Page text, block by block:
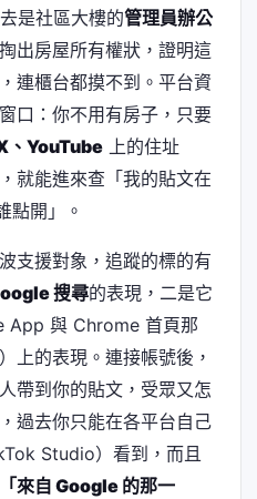
是社區大樓的管理員辦公
出房屋所有權狀，證明這
連櫃台都摸不到。平台資
口：你不用有房子，只要
、YouTube 上的住址
就能進來查「我的貼文在
點開」。
支援對象，追蹤的標的有
搜尋的表現，二是它
App 與 Chrome 首頁那
上的表現。連接帳號後，
帶到你的貼文，受眾又怎
過去你只能在各平台自己
Studio）看到，而且
來自 Google 的那一